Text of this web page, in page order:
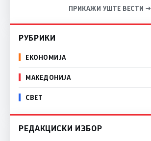
ПРИКАЖИ УШТЕ ВЕСТИ →
РУБРИКИ
ЕКОНОМИЈА
МАКЕДОНИЈА
СВЕТ
РЕДАКЦИСКИ ИЗБОР